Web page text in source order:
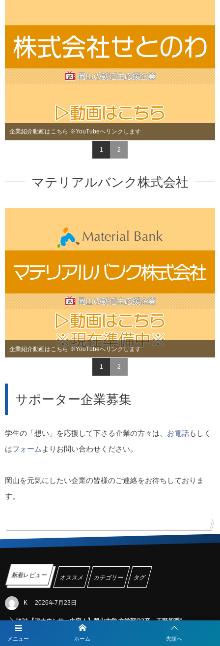
企業紹介動画はこちら ※YouTubeへリンクします
1 2
マテリアルバンク株式会社
企業紹介動画はこちら ※YouTubeへリンクします
1 2
サポーター企業募集
学生の「想い」を応援して下さる企業の方々は、 お電話もしく
はフォーム よりお問い合わせください。
岡山を元気にしたい企業の皆様のご連絡をお待ちしておりま
す。
メニュー ホーム 先頭へ
新着レビュー オススメ カテゴリー タグ
K 2026年7月23日
"#21【アナウンサー内定！】岡山大学 文学部/23卒 玉野初季"
飾らずありのままの自分で就活をすることは、実は一番難しいこと